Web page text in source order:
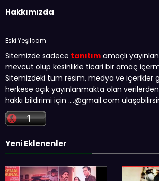
Hakkımızda
Eski Yeşilçam
Sitemizde sadece tanıtım amaçlı
mevcut olup kesinlikle ticari bir amaç
Sitemizdeki tüm resim, medya ve içerikler
herkese açık yayınlanmakta olan
hakkı bildirimi için ….@gmail.com
Yeni Eklenenler